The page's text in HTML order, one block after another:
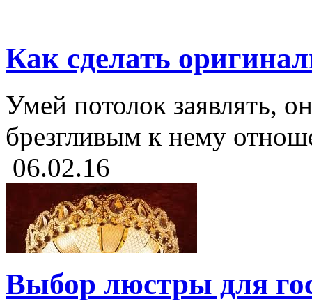
Как сделать
Умей потолок заявлять,
брезгливым к нему
06.02.16
Выбор люстры для